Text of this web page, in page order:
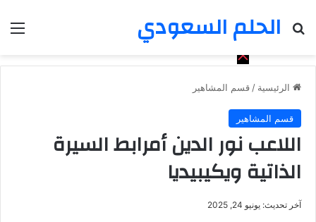
الحلم السعودي
بحث عن
الرئيسية / قسم المشاهير
قسم المشاهير
اللاعب نور الدين أمرابط السيرة
الذاتية ويكيبيديا
آخر تحديث: يونيو 24, 2025